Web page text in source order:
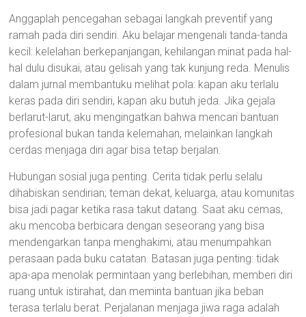
Anggaplah pencegahan sebagai langkah preventif yang
ramah pada diri sendiri. Aku belajar mengenali tanda-tanda
kecil: kelelahan berkepanjangan, kehilangan minat pada hal-
hal dulu disukai, atau gelisah yang tak kunjung reda. Menulis
dalam jurnal membantuku melihat pola: kapan aku terlalu
keras pada diri sendiri, kapan aku butuh jeda. Jika gejala
berlarut-larut, aku mengingatkan bahwa mencari bantuan
profesional bukan tanda kelemahan, melainkan langkah
cerdas menjaga diri agar bisa tetap berjalan.
Hubungan sosial juga penting. Cerita tidak perlu selalu
dihabiskan sendirian; teman dekat, keluarga, atau komunitas
bisa jadi pagar ketika rasa takut datang. Saat aku cemas,
aku mencoba berbicara dengan seseorang yang bisa
mendengarkan tanpa menghakimi, atau menumpahkan
perasaan pada buku catatan. Batasan juga penting: tidak
apa-apa menolak permintaan yang berlebihan, memberi diri
ruang untuk istirahat, dan meminta bantuan jika beban
terasa terlalu berat. Perjalanan menjaga jiwa raga adalah